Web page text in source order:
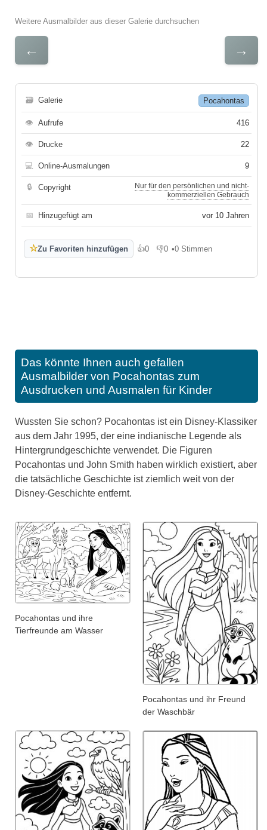
Weitere Ausmalbilder aus dieser Galerie durchsuchen
← →
🗃 Galerie Pocahontas
👁 Aufrufe 416
👁 Drucke 22
💻 Online-Ausmalungen 9
🔒 Copyright
Nur für den persönlichen und nicht-
kommerziellen Gebrauch
📅 Hinzugefügt am vor 10 Jahren
☆Zu Favoriten hinzufügen 👍0
Gefällt mir
👎0
Gefällt mir nicht
•0 Stimmen
Das könnte Ihnen auch gefallen
Ausmalbilder von Pocahontas zum
Ausdrucken und Ausmalen für Kinder
Wussten Sie schon? Pocahontas ist ein Disney-Klassiker
aus dem Jahr 1995, der eine indianische Legende als
Hintergrundgeschichte verwendet. Die Figuren
Pocahontas und John Smith haben wirklich existiert, aber
die tatsächliche Geschichte ist ziemlich weit von der
Disney-Geschichte entfernt.
Pocahontas und ihre
Tierfreunde am Wasser
Pocahontas und ihr Freund
der Waschbär